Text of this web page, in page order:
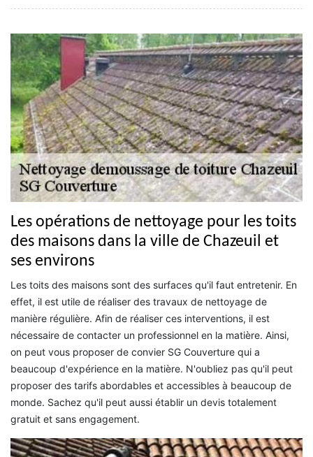
Les opérations de nettoyage pour les toits
des maisons dans la ville de Chazeuil et
ses environs
Les toits des maisons sont des surfaces qu'il faut entretenir. En
effet, il est utile de réaliser des travaux de nettoyage de
manière régulière. Afin de réaliser ces interventions, il est
nécessaire de contacter un professionnel en la matière. Ainsi,
on peut vous proposer de convier SG Couverture qui a
beaucoup d'expérience en la matière. N'oubliez pas qu'il peut
proposer des tarifs abordables et accessibles à beaucoup de
monde. Sachez qu'il peut aussi établir un devis totalement
gratuit et sans engagement.